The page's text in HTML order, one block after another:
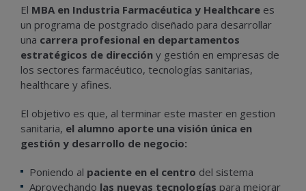
El MBA en Industria Farmacéutica y Healthcare es
un programa de postgrado diseñado para desarrollar
una carrera profesional en departamentos
estratégicos de dirección y gestión en empresas de
los sectores farmacéutico, tecnologías sanitarias,
healthcare y afines.
El objetivo es que, al terminar este master en gestion
sanitaria, el alumno aporte una visión única en
gestión y desarrollo de negocio:
Poniendo al paciente en el centro del sistema
Aprovechando las nuevas tecnologías para mejorar